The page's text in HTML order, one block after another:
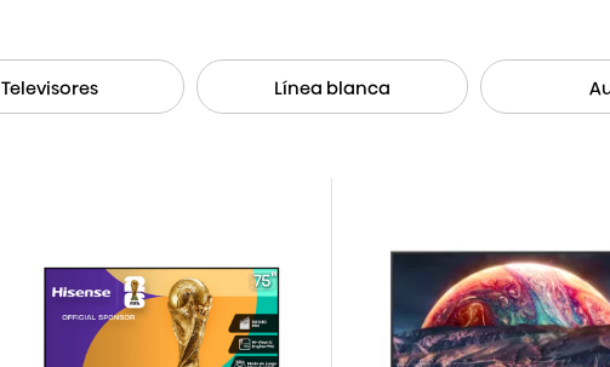
Televisores Línea blanca